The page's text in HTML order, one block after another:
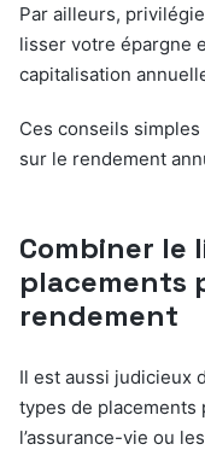
Par ailleurs,
lisser votre épargne
capitalisation
Ces conseils
sur le rendement
Combiner le
placements
rendement
Il est aussi judicieux
types de placements
l’assurance-vie ou